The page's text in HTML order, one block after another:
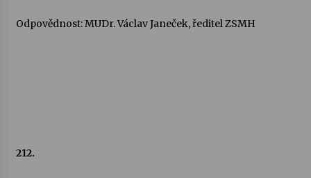
Odpovědnost: MUDr. Václav Janeček, ředitel ZSMH
212.